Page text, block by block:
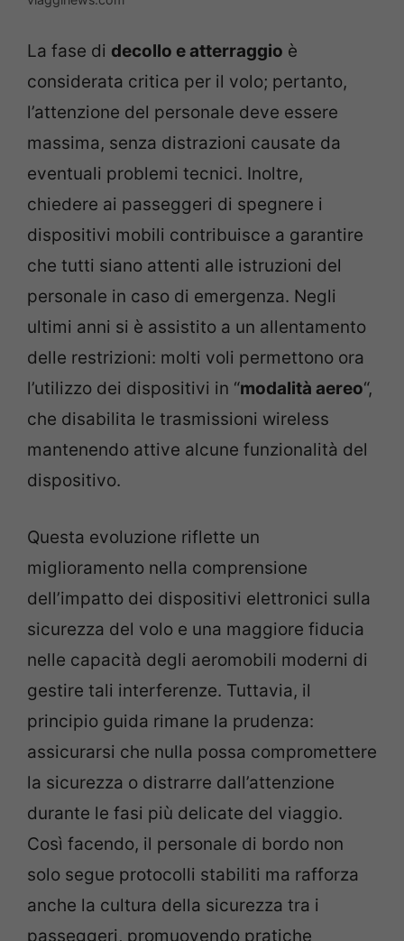
La fase di decollo e atterraggio è
considerata critica per il volo; pertanto,
l’attenzione del personale deve essere
massima, senza distrazioni causate da
eventuali problemi tecnici. Inoltre,
chiedere ai passeggeri di spegnere i
dispositivi mobili contribuisce a garantire
che tutti siano attenti alle istruzioni del
personale in caso di emergenza. Negli
ultimi anni si è assistito a un allentamento
delle restrizioni: molti voli permettono ora
l’utilizzo dei dispositivi in “modalità aereo“,
che disabilita le trasmissioni wireless
mantenendo attive alcune funzionalità del
dispositivo.
Questa evoluzione riflette un
miglioramento nella comprensione
dell’impatto dei dispositivi elettronici sulla
sicurezza del volo e una maggiore fiducia
nelle capacità degli aeromobili moderni di
gestire tali interferenze. Tuttavia, il
principio guida rimane la prudenza:
assicurarsi che nulla possa compromettere
la sicurezza o distrarre dall’attenzione
durante le fasi più delicate del viaggio.
Così facendo, il personale di bordo non
solo segue protocolli stabiliti ma rafforza
anche la cultura della sicurezza tra i
passeggeri, promuovendo pratiche